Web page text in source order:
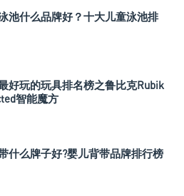
池什么品牌好？十大儿童泳池排
好玩的玩具排名榜之鲁比克Rubik
智能魔方
什么牌子好?婴儿背带品牌排行榜